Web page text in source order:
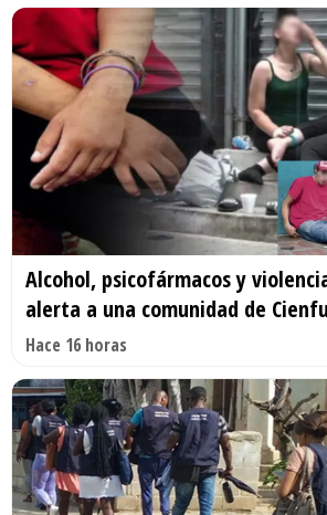
Alcohol, psicofármacos y
alerta a una comunidad de
Hace 16 horas